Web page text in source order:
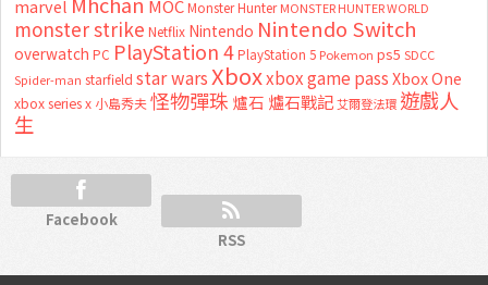
marvel MOC Monster Hunter MONSTER HUNTER WORLD
monster strike Netflix Nintendo Nintendo Switch
overwatch PC PlayStation 4 PlayStation 5 Pokemon ps5 SDCC
Spider-man starfield star wars Xboxxbox game passXbox One
xbox series x 小島秀夫怪物彈珠 爐石 爐石戰記艾爾登法環 遊戲人
生
Facebook
RSS